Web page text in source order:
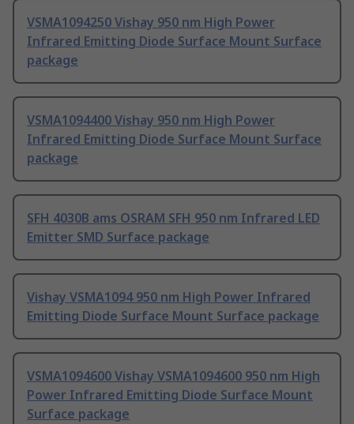
VSMA1094250 Vishay 950 nm High Power
Infrared Emitting Diode Surface Mount Surface
package
VSMA1094400 Vishay 950 nm High Power
Infrared Emitting Diode Surface Mount Surface
package
SFH 4030B ams OSRAM SFH 950 nm Infrared LED
Emitter SMD Surface package
Vishay VSMA1094 950 nm High Power Infrared
Emitting Diode Surface Mount Surface package
VSMA1094600 Vishay VSMA1094600 950 nm High
Power Infrared Emitting Diode Surface Mount
Surface package